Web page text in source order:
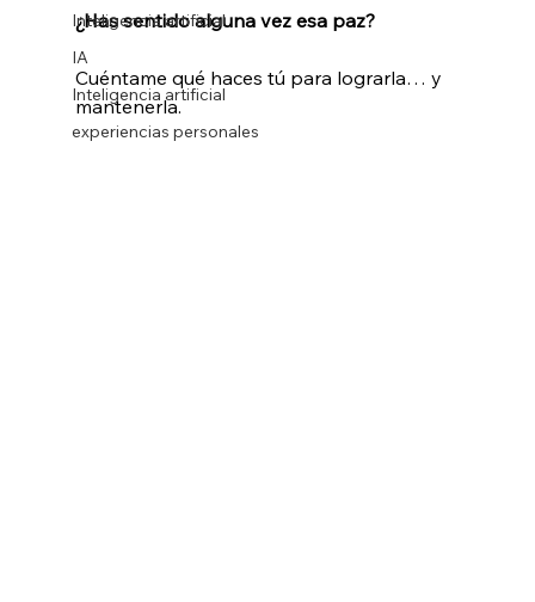
Inteligencia artificial
IA
Inteligencia artificial
experiencias personales
¿Has sentido alguna vez esa paz?
Cuéntame qué haces tú para lograrla… y
mantenerla.